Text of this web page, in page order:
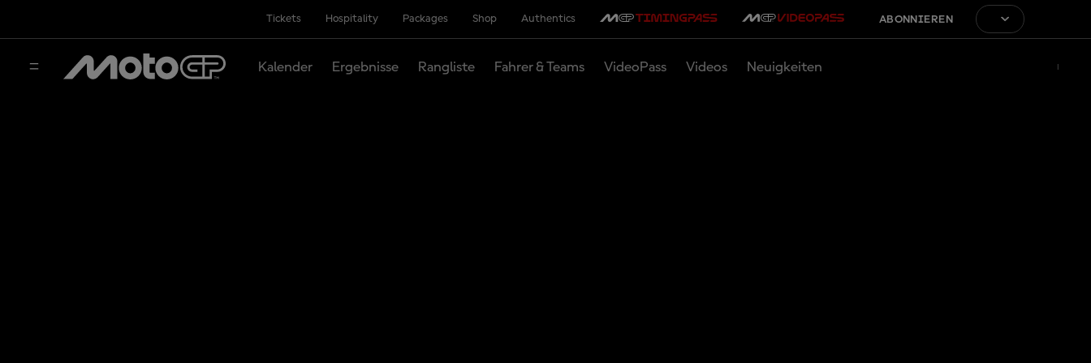
Tickets Hospitality Packages Shop Authentics ABONNIEREN
Kalender Ergebnisse Rangliste Fahrer & Teams VideoPass Videos Neuigkeiten